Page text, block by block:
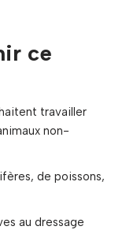
ce
travailler
non-
de poissons,
au dressage